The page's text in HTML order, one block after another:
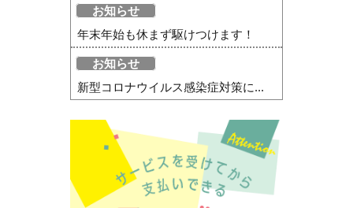
お知らせ
年末年始も休まず駆けつけます！
お知らせ
新型コロナウイルス感染症対策に...